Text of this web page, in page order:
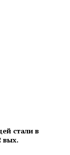
стали в
вых.